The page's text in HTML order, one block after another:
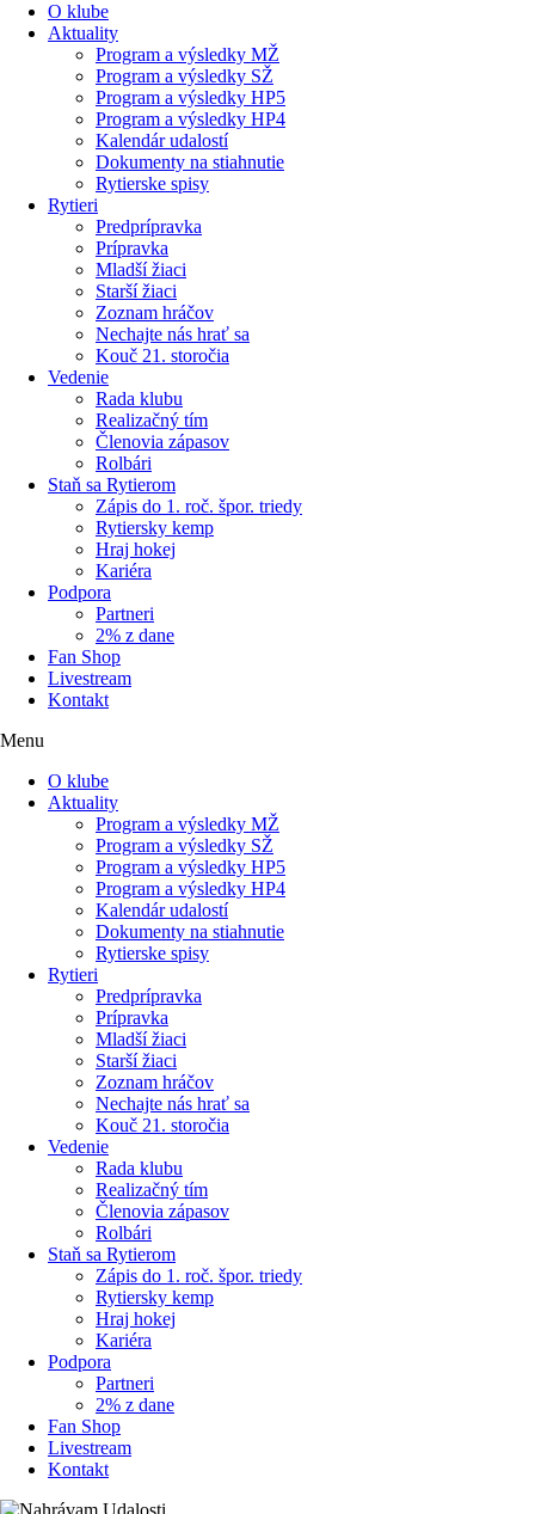
O klube
Aktuality
Program a výsledky MŽ
Program a výsledky SŽ
Program a výsledky HP5
Program a výsledky HP4
Kalendár udalostí
Dokumenty na stiahnutie
Rytierske spisy
Rytieri
Predprípravka
Prípravka
Mladší žiaci
Starší žiaci
Zoznam hráčov
Nechajte nás hrať sa
Kouč 21. storočia
Vedenie
Rada klubu
Realizačný tím
Členovia zápasov
Rolbári
Staň sa Rytierom
Zápis do 1. roč. špor. triedy
Rytiersky kemp
Hraj hokej
Kariéra
Podpora
Partneri
2% z dane
Fan Shop
Livestream
Kontakt
Menu
O klube
Aktuality
Program a výsledky MŽ
Program a výsledky SŽ
Program a výsledky HP5
Program a výsledky HP4
Kalendár udalostí
Dokumenty na stiahnutie
Rytierske spisy
Rytieri
Predprípravka
Prípravka
Mladší žiaci
Starší žiaci
Zoznam hráčov
Nechajte nás hrať sa
Kouč 21. storočia
Vedenie
Rada klubu
Realizačný tím
Členovia zápasov
Rolbári
Staň sa Rytierom
Zápis do 1. roč. špor. triedy
Rytiersky kemp
Hraj hokej
Kariéra
Podpora
Partneri
2% z dane
Fan Shop
Livestream
Kontakt